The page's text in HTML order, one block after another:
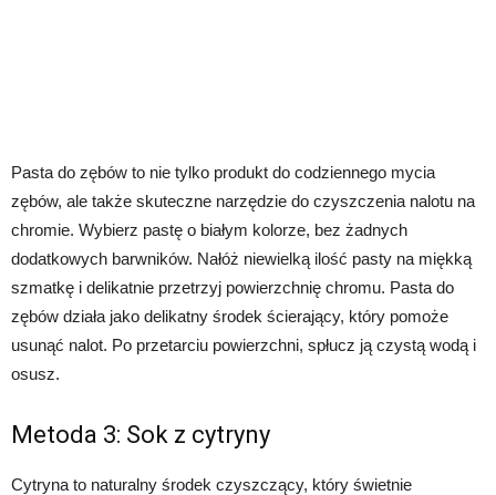
Pasta do zębów to nie tylko produkt do codziennego mycia
zębów, ale także skuteczne narzędzie do czyszczenia nalotu na
chromie. Wybierz pastę o białym kolorze, bez żadnych
dodatkowych barwników. Nałóż niewielką ilość pasty na miękką
szmatkę i delikatnie przetrzyj powierzchnię chromu. Pasta do
zębów działa jako delikatny środek ścierający, który pomoże
usunąć nalot. Po przetarciu powierzchni, spłucz ją czystą wodą i
osusz.
Metoda 3: Sok z cytryny
Cytryna to naturalny środek czyszczący, który świetnie